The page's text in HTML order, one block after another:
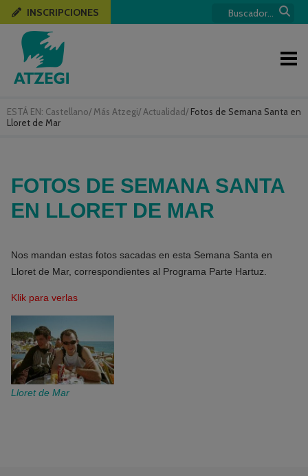
ESTÁ EN: Castellano/ Más Atzegi/ Actualidad/ Fotos de Semana Santa en
Lloret de Mar
INSCRIPCIONES
FOTOS DE SEMANA SANTA
EN LLORET DE MAR
Nos mandan estas fotos sacadas en esta Semana Santa en
Lloret de Mar, correspondientes al Programa Parte Hartuz.
Klik para verlas
Lloret de Mar